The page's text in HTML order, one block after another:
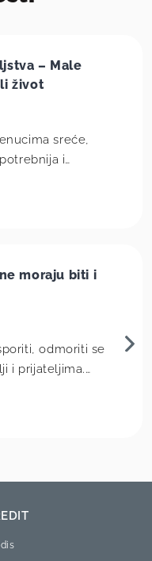
– Male
život
sreće,
i
u uspomene
moraju biti i
odmoriti se
i prijateljima.
usp...